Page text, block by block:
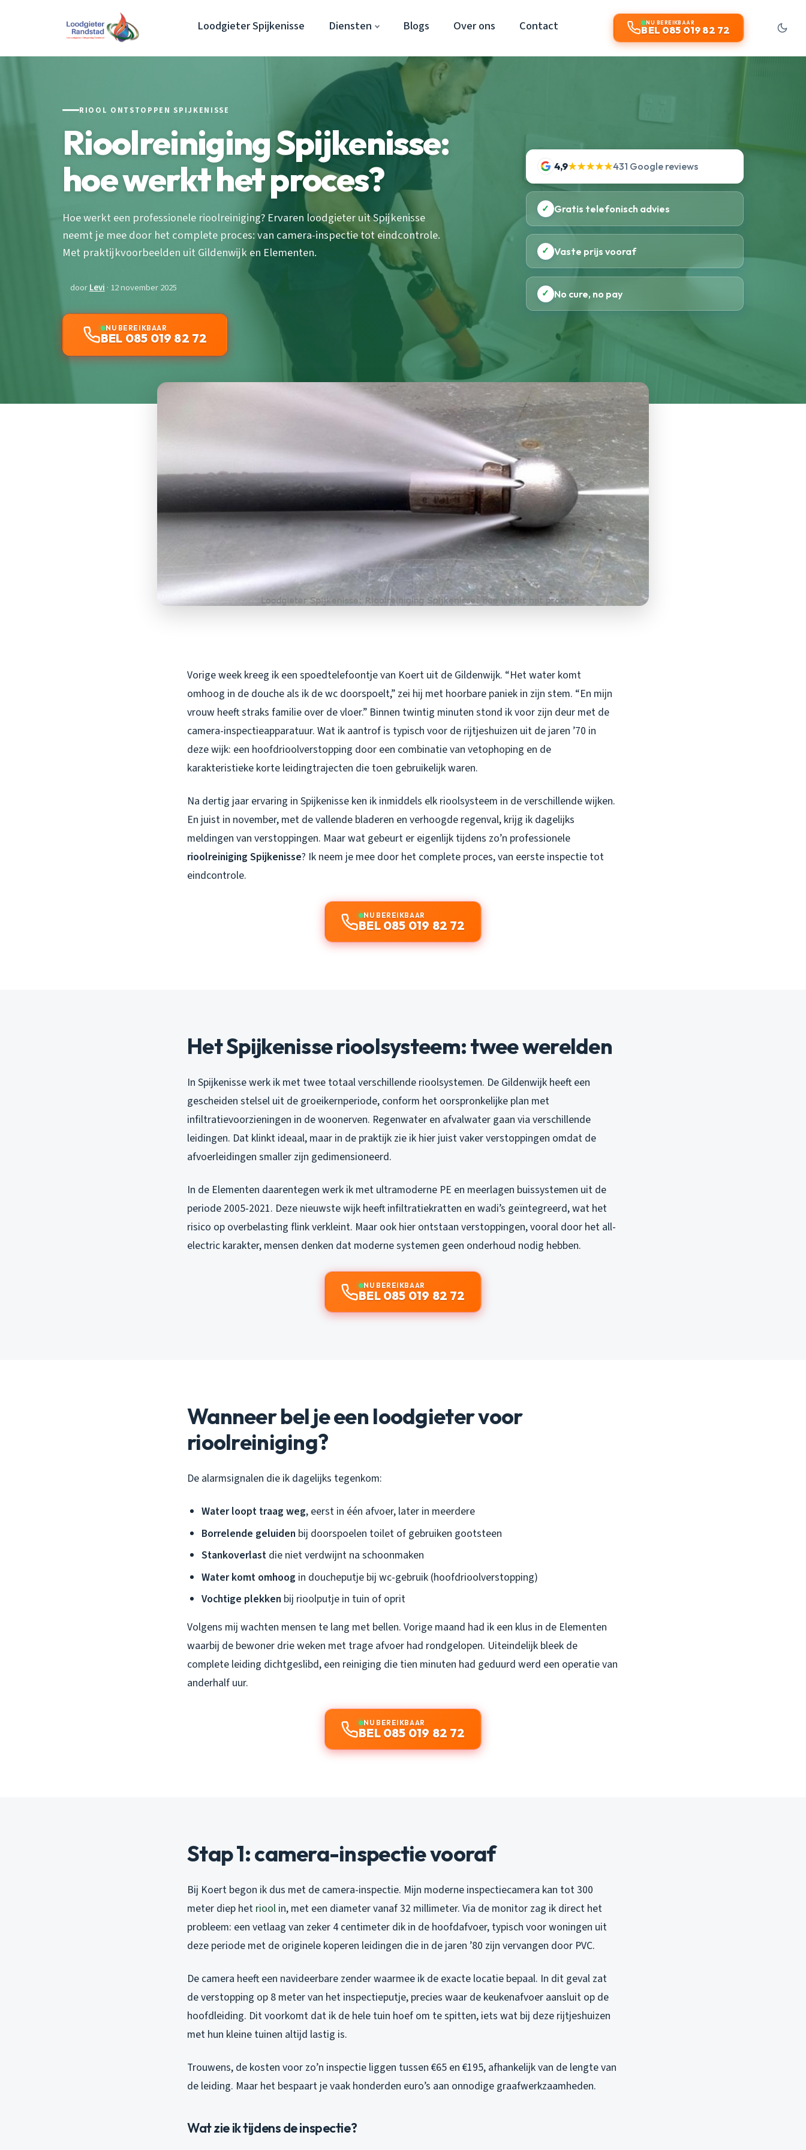
Loodgieter Spijkenisse Diensten Blogs Over ons Contact NU BEREIKBAAR
BEL 085 019 82 72
RIOOL ONTSTOPPEN SPIJKENISSE
Rioolreiniging Spijkenisse:
hoe werkt het proces?
Hoe werkt een professionele rioolreiniging? Ervaren loodgieter uit Spijkenisse
neemt je mee door het complete proces: van camera-inspectie tot eindcontrole.
Met praktijkvoorbeelden uit Gildenwijk en Elementen.
doorLevi · 12 november 2025
NU BEREIKBAAR
BEL 085 019 82 72
4,9★★★★★431 Google reviews
✓ Gratis telefonisch advies
✓ Vaste prijs vooraf
✓ No cure, no pay
Vorige week kreeg ik een spoedtelefoontje van Koert uit de Gildenwijk. “Het water komt
omhoog in de douche als ik de wc doorspoelt,” zei hij met hoorbare paniek in zijn stem. “En mijn
vrouw heeft straks familie over de vloer.” Binnen twintig minuten stond ik voor zijn deur met de
camera-inspectieapparatuur. Wat ik aantrof is typisch voor de rijtjeshuizen uit de jaren ’70 in
deze wijk: een hoofdrioolverstopping door een combinatie van vetophoping en de
karakteristieke korte leidingtrajecten die toen gebruikelijk waren.
Na dertig jaar ervaring in Spijkenisse ken ik inmiddels elk rioolsysteem in de verschillende wijken.
En juist in november, met de vallende bladeren en verhoogde regenval, krijg ik dagelijks
meldingen van verstoppingen. Maar wat gebeurt er eigenlijk tijdens zo’n professionele
rioolreiniging Spijkenisse? Ik neem je mee door het complete proces, van eerste inspectie tot
eindcontrole.
NU BEREIKBAAR
BEL 085 019 82 72
Het Spijkenisse rioolsysteem: twee werelden
In Spijkenisse werk ik met twee totaal verschillende rioolsystemen. De Gildenwijk heeft een
gescheiden stelsel uit de groeikernperiode, conform het oorspronkelijke plan met
infiltratievoorzieningen in de woonerven. Regenwater en afvalwater gaan via verschillende
leidingen. Dat klinkt ideaal, maar in de praktijk zie ik hier juist vaker verstoppingen omdat de
afvoerleidingen smaller zijn gedimensioneerd.
In de Elementen daarentegen werk ik met ultramoderne PE en meerlagen buissystemen uit de
periode 2005-2021. Deze nieuwste wijk heeft infiltratiekratten en wadi’s geïntegreerd, wat het
risico op overbelasting flink verkleint. Maar ook hier ontstaan verstoppingen, vooral door het all-
electric karakter, mensen denken dat moderne systemen geen onderhoud nodig hebben.
NU BEREIKBAAR
BEL 085 019 82 72
Wanneer bel je een loodgieter voor
rioolreiniging?
De alarmsignalen die ik dagelijks tegenkom:
Water loopt traag weg, eerst in één afvoer, later in meerdere
Borrelende geluiden bij doorspoelen toilet of gebruiken gootsteen
Stankoverlast die niet verdwijnt na schoonmaken
Water komt omhoog in doucheputje bij wc-gebruik (hoofdrioolverstopping)
Vochtige plekken bij rioolputje in tuin of oprit
Volgens mij wachten mensen te lang met bellen. Vorige maand had ik een klus in de Elementen
waarbij de bewoner drie weken met trage afvoer had rondgelopen. Uiteindelijk bleek de
complete leiding dichtgeslibd, een reiniging die tien minuten had geduurd werd een operatie van
anderhalf uur.
NU BEREIKBAAR
BEL 085 019 82 72
Stap 1: camera-inspectie vooraf
Bij Koert begon ik dus met de camera-inspectie. Mijn moderne inspectiecamera kan tot 300
meter diep het riool in, met een diameter vanaf 32 millimeter. Via de monitor zag ik direct het
probleem: een vetlaag van zeker 4 centimeter dik in de hoofdafvoer, typisch voor woningen uit
deze periode met de originele koperen leidingen die in de jaren ’80 zijn vervangen door PVC.
De camera heeft een navideerbare zender waarmee ik de exacte locatie bepaal. In dit geval zat
de verstopping op 8 meter van het inspectieputje, precies waar de keukenafvoer aansluit op de
hoofdleiding. Dit voorkomt dat ik de hele tuin hoef om te spitten, iets wat bij deze rijtjeshuizen
met hun kleine tuinen altijd lastig is.
Trouwens, de kosten voor zo’n inspectie liggen tussen €65 en €195, afhankelijk van de lengte van
de leiding. Maar het bespaart je vaak honderden euro’s aan onnodige graafwerkzaamheden.
Wat zie ik tijdens de inspectie?